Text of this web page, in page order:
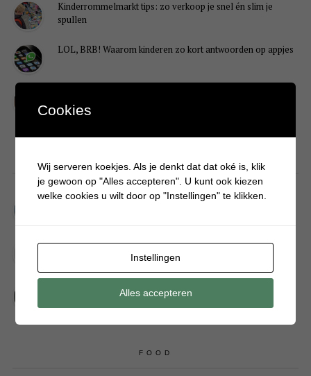
Kinderrommelmarkt tips: zo verkoop je snel én slim je
spullen
LOL, BRB! Waarom kinderen zo kort antwoorden op appjes
Simpele DIY: Maak een geurroos van watten
Kerstengel maken van een houten wasknijper
Sneeuwpopkrans maken om bij de voordeur te hangen
FOOD
Cookies
Wij serveren koekjes. Als je denkt dat dat oké is, klik
je gewoon op "Alles accepteren". U kunt ook kiezen
welke cookies u wilt door op "Instellingen" te klikken.
Instellingen
Alles accepteren